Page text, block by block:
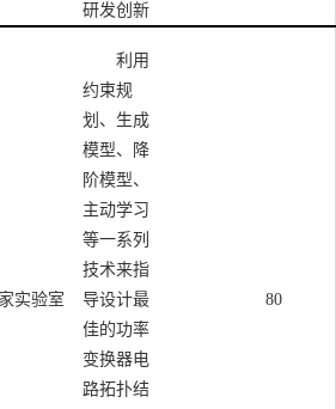
研发创新
实验室
利用
约束规
划、生成
模型、降
阶模型、
主动学习
等一系列
技术来指
导设计最
佳的功率
变换器电
路拓扑结
80